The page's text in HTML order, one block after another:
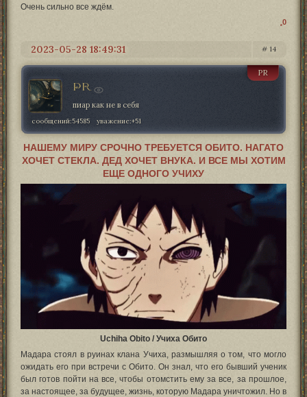
Очень сильно все ждём.
0
14
2023-05-28 18:49:31
PR
PR
пиар как не в себя
сообщений:54585 уважение:+51
НАШЕМУ МИРУ СРОЧНО ТРЕБУЕТСЯ ОБИТО. НАГАТО
ХОЧЕТ СТЕКЛА. ДЕД ХОЧЕТ ВНУКА. И ВСЕ МЫ ХОТИМ
ЕЩЕ ОДНОГО УЧИХУ
Uchiha Obito / Учиха Обито
Мадара стоял в руинах клана Учиха, размышляя о том, что могло
ожидать его при встречи с Обито. Он знал, что его бывший ученик
был готов пойти на все, чтобы отомстить ему за все, за прошлое,
за настоящее, за будущее, жизнь, которую Мадара уничтожил. Но в